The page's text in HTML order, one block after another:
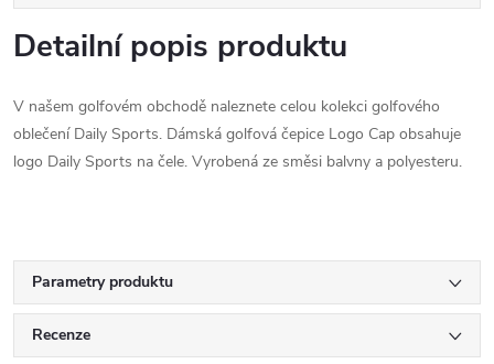
Detailní popis produktu
V našem golfovém obchodě naleznete celou kolekci golfového
oblečení Daily Sports. Dámská golfová čepice Logo Cap obsahuje
logo Daily Sports na čele. Vyrobená ze směsi balvny a polyesteru.
Parametry produktu
Recenze